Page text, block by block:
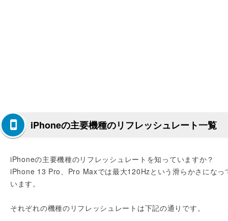
iPhoneの主要機種のリフレッシュレート一覧
iPhoneの主要機種のリフレッシュレートを知っていますか？
iPhone 13 Pro、Pro Maxでは最大120Hzという滑らかさになっ
います。
それぞれの機種のリフレッシュレートは下記の通りです。